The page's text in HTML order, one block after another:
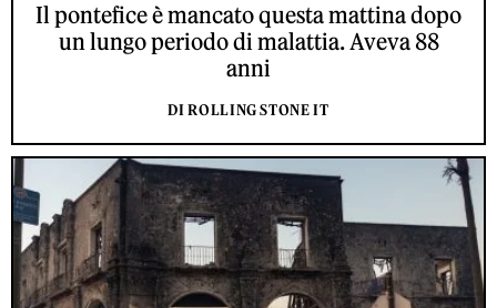
Il pontefice è mancato questa mattina dopo
un lungo periodo di malattia. Aveva 88
anni
DI ROLLING STONE IT